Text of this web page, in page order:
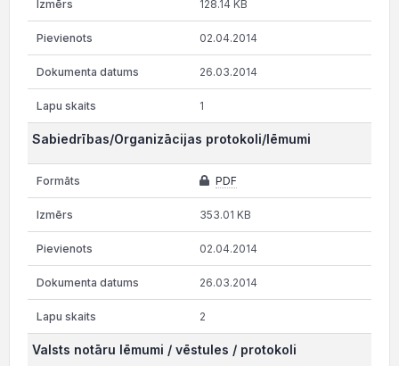
128.14 KB
02.04.2014
26.03.2014
1
Sabiedrības/Organizācijas protokoli/lēmumi
PDF
353.01 KB
02.04.2014
26.03.2014
2
Valsts notāru lēmumi / vēstules / protokoli